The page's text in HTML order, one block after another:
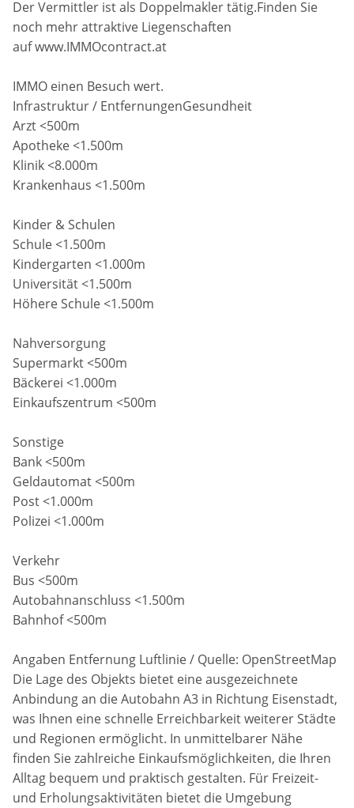
Der Vermittler ist als Doppelmakler tätig.Finden Sie
noch mehr attraktive Liegenschaften
auf www.IMMOcontract.at
IMMO einen Besuch wert.
Infrastruktur / EntfernungenGesundheit
Arzt <500m
Apotheke <1.500m
Klinik <8.000m
Krankenhaus <1.500m
Kinder & Schulen
Schule <1.500m
Kindergarten <1.000m
Universität <1.500m
Höhere Schule <1.500m
Nahversorgung
Supermarkt <500m
Bäckerei <1.000m
Einkaufszentrum <500m
Sonstige
Bank <500m
Geldautomat <500m
Post <1.000m
Polizei <1.000m
Verkehr
Bus <500m
Autobahnanschluss <1.500m
Bahnhof <500m
Angaben Entfernung Luftlinie / Quelle: OpenStreetMap
Die Lage des Objekts bietet eine ausgezeichnete
Anbindung an die Autobahn A3 in Richtung Eisenstadt,
was Ihnen eine schnelle Erreichbarkeit weiterer Städte
und Regionen ermöglicht. In unmittelbarer Nähe
finden Sie zahlreiche Einkaufsmöglichkeiten, die Ihren
Alltag bequem und praktisch gestalten. Für Freizeit-
und Erholungsaktivitäten bietet die Umgebung